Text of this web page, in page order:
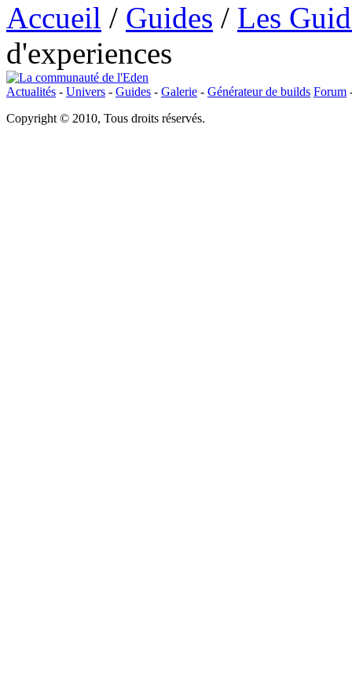
Accueil / Guides / Les
d'experiences
Actualités - Univers - Guides - Galerie - Générateur de builds Forum
Copyright © 2010, Tous droits réservés.